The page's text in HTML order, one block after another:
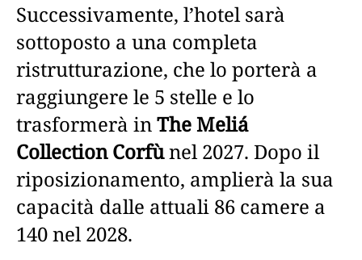
Successivamente, l’hotel sarà
sottoposto a una completa
ristrutturazione, che lo porterà a
raggiungere le 5 stelle e lo
trasformerà inThe Meliá
Collection Corfùnel 2027. Dopo il
riposizionamento, amplierà la sua
capacità dalle attuali 86 camere a
140 nel 2028.